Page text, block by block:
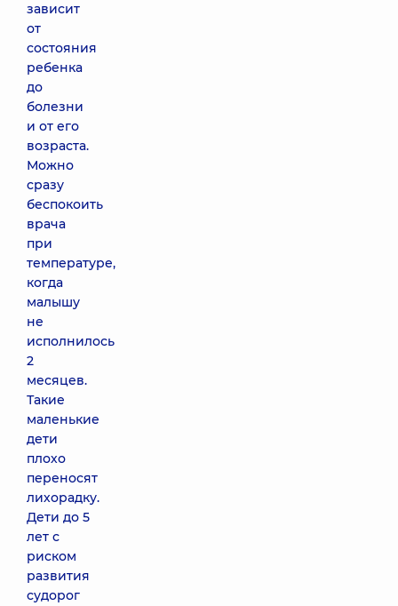
зависит
от
состояния
ребенка
до
болезни
и от его
возраста.
Можно
сразу
беспокоить
врача
при
температуре,
когда
малышу
не
исполнилось
2
месяцев.
Такие
маленькие
дети
плохо
переносят
лихорадку.
Дети до 5
лет с
риском
развития
судорог